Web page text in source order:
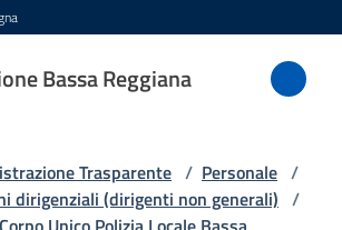
Bassa Reggiana
Trasparente / Personale /
dirigenziali (dirigenti non generali) /